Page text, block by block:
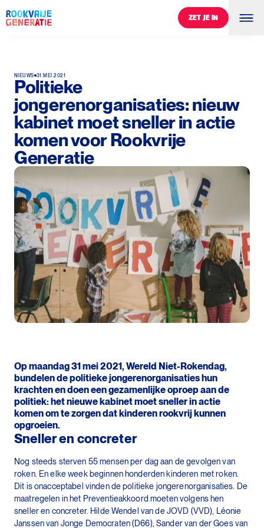
ZET JE IN
ZET JE IN
0 %
NIEUWS 31 MEI 2021
Politieke
jongerenorganisaties: nieuw
kabinet moet sneller in actie
komen voor Rookvrije
Generatie
Op maandag 31 mei 2021, Wereld Niet-Rokendag,
bundelen de politieke jongerenorganisaties hun
krachten en doen een gezamenlijke oproep aan de
politiek: het nieuwe kabinet moet sneller in actie
komen om te zorgen dat kinderen rookvrij kunnen
opgroeien.
Sneller en concreter
Nog steeds sterven 55 mensen per dag aan de gevolgen van
roken. En elke week beginnen honderden kinderen met roken.
Dit is onacceptabel vinden de politieke jongerenorganisaties. De
maatregelen in het Preventieakkoord moeten volgens hen
sneller en concreter. Hilde Wendel van de JOVD (VVD), Léonie
Janssen van Jonge Democraten (D66), Sander van der Goes van